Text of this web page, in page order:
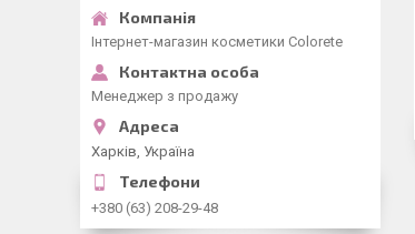
Інтернет-магазин косметики Colorete
Менеджер з продажу
Харків, Україна
+380 (63) 208-29-48